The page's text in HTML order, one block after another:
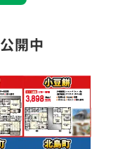
開中